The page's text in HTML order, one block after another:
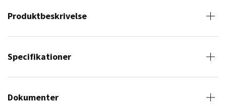
Produktbeskrivelse
Specifikationer
Dokumenter